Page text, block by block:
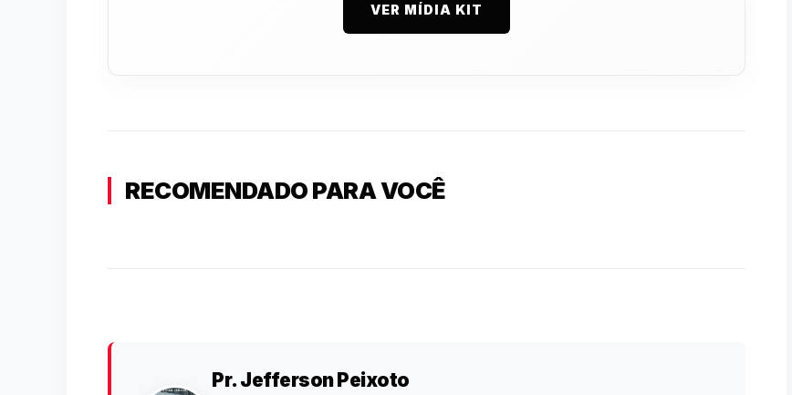
VER MÍDIA KIT
RECOMENDADO PARA VOCÊ
Pr. Jefferson Peixoto